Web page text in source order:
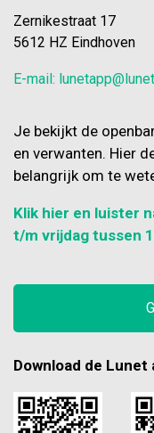
Zernikestraat 17
5612 HZ Eindhoven
E-mail:
Je bekijkt de
en verwanten. Hier
belangrijk om te
Klik hier en luister
t/m vrijdag tussen
Download de